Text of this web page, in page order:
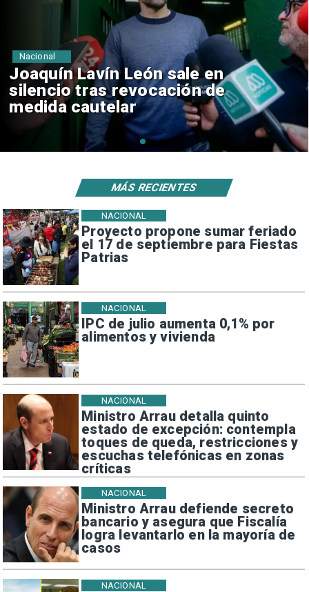
Chile y Venezuela formalizan
reinicio de relaciones
consulares
Nacional
Proyecto propone sumar feriado
el 17 de septiembre para Fiestas
Patrias
NACIONAL
IPC de julio aumenta 0,1% por
alimentos y vivienda
NACIONAL
Ministro Arrau detalla quinto
estado de excepción: contempla
toques de queda, restricciones y
escuchas telefónicas en zonas
críticas
NACIONAL
Ministro Arrau defiende secreto
bancario y asegura que Fiscalía
logra levantarlo en la mayoría de
casos
NACIONAL
NACIONAL
MÁS RECIENTES